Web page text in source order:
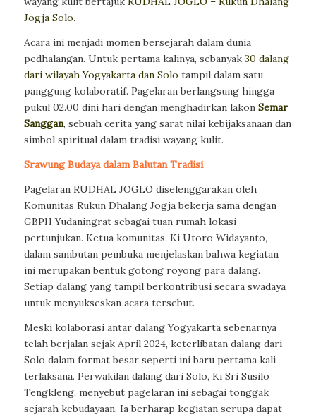
Jogja Solo.
Acara ini menjadi momen bersejarah dalam dunia
pedhalangan. Untuk pertama kalinya, sebanyak 30 dalang
dari wilayah Yogyakarta dan Solo tampil dalam satu
panggung kolaboratif. Pagelaran berlangsung hingga
pukul 02.00 dini hari dengan menghadirkan lakon Semar
Sanggan, sebuah cerita yang sarat nilai kebijaksanaan dan
simbol spiritual dalam tradisi wayang kulit.
Srawung Budaya dalam Balutan Tradisi
Pagelaran RUDHAL JOGLO diselenggarakan oleh
Komunitas Rukun Dhalang Jogja bekerja sama dengan
GBPH Yudaningrat sebagai tuan rumah lokasi
pertunjukan. Ketua komunitas, Ki Utoro Widayanto,
dalam sambutan pembuka menjelaskan bahwa kegiatan
ini merupakan bentuk gotong royong para dalang.
Setiap dalang yang tampil berkontribusi secara swadaya
untuk menyukseskan acara tersebut.
Meski kolaborasi antar dalang Yogyakarta sebenarnya
telah berjalan sejak April 2024, keterlibatan dalang dari
Solo dalam format besar seperti ini baru pertama kali
terlaksana. Perwakilan dalang dari Solo, Ki Sri Susilo
Tengkleng, menyebut pagelaran ini sebagai tonggak
sejarah kebudayaan. Ia berharap kegiatan serupa dapat